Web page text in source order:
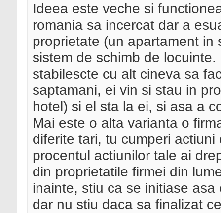
Ideea este veche si
romania sa incercat dar a
proprietate (un apartament in
sistem de schimb de
stabilescte cu alt cineva sa
saptamani, ei vin si stau in
hotel) si el sta la ei, si asa a
Mai este o alta varianta o
diferite tari, tu cumperi
procentul actiunilor tale ai
din proprietatile firmei din
inainte, stiu ca se initiase
dar nu stiu daca sa finalizat